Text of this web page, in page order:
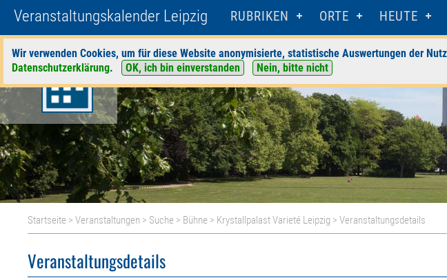
Veranstaltungskalender Leipzig RUBRIKEN ORTE HEUTE
Wir verwenden Cookies, um für diese Website anonymisierte, statistische Auswertungen der
Datenschutzerklärung. OK, ich bin einverstanden Nein, bitte nicht
Startseite >Veranstaltungen > Suche > Bühne > Krystallpalast Varieté Leipzig > Veranstaltungsdetails
Veranstaltungsdetails